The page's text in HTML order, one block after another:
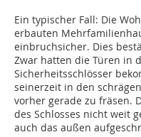
Ein typischer Fall: Die
erbauten
einbruchsicher. Dies
Zwar hatten die Türen in
Sicherheitsschlösser
seinerzeit in den
vorher gerade zu fräsen.
des Schlosses nicht weit
auch das außen